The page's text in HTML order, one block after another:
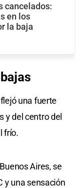
cancelados:
en los
la baja
una fuerte
y del centro del
frío.
Aires, se
y una sensación